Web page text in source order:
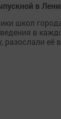
в
школ
в
разослали